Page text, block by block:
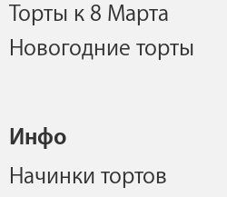
Торты к 8 Марта
Новогодние торты
Инфо
Начинки тортов